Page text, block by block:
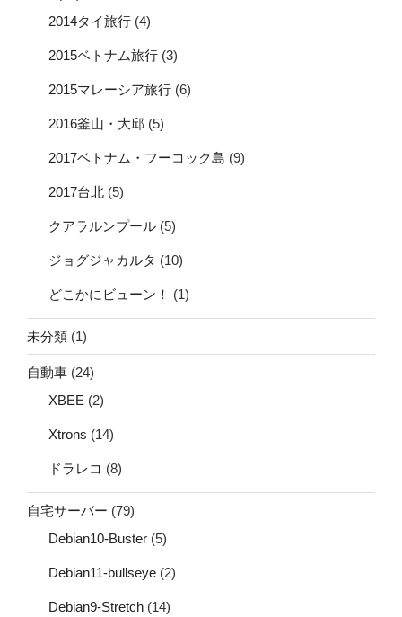
2014タイ旅行 (4)
2015ベトナム旅行 (3)
2015マレーシア旅行 (6)
2016釜山・大邱 (5)
2017ベトナム・フーコック島 (9)
2017台北 (5)
クアラルンプール (5)
ジョグジャカルタ (10)
どこかにビューン！ (1)
未分類 (1)
自動車 (24)
XBEE (2)
Xtrons (14)
ドラレコ (8)
自宅サーバー (79)
Debian10-Buster (5)
Debian11-bullseye (2)
Debian9-Stretch (14)